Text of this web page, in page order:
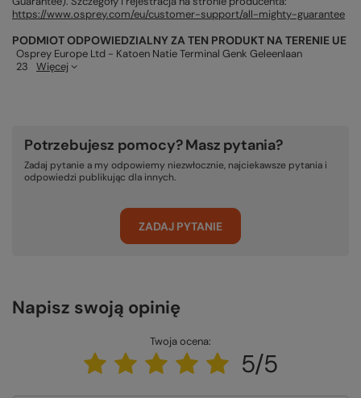
https://www.osprey.com/eu/customer-support/all-mighty-guarantee
PODMIOT ODPOWIEDZIALNY ZA TEN PRODUKT NA TERENIE UE
Osprey Europe Ltd - Katoen Natie Terminal Genk Geleenlaan
23
Więcej
Potrzebujesz pomocy? Masz pytania?
Zadaj pytanie a my odpowiemy niezwłocznie, najciekawsze pytania i
odpowiedzi publikując dla innych.
ZADAJ PYTANIE
Napisz swoją opinię
Twoja ocena:
5/5